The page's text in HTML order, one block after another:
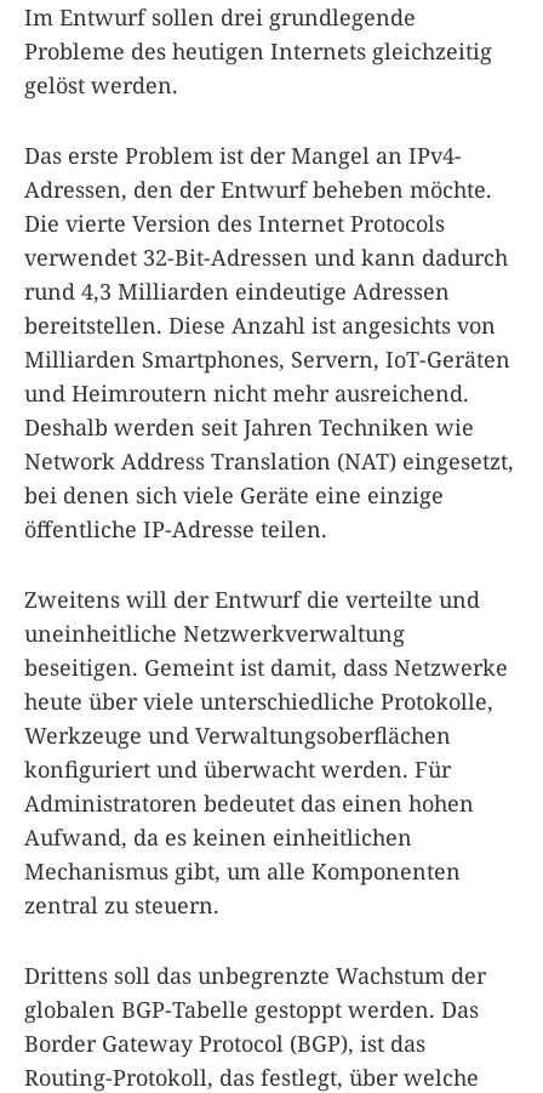
Im Entwurf sollen drei grundlegende
Probleme des heutigen Internets gleichzeitig
gelöst werden.
Das erste Problem ist der Mangel an IPv4-
Adressen, den der Entwurf beheben möchte.
Die vierte Version des Internet Protocols
verwendet 32-Bit-Adressen und kann dadurch
rund 4,3 Milliarden eindeutige Adressen
bereitstellen. Diese Anzahl ist angesichts von
Milliarden Smartphones, Servern, IoT-Geräten
und Heimroutern nicht mehr ausreichend.
Deshalb werden seit Jahren Techniken wie
Network Address Translation (NAT) eingesetzt,
bei denen sich viele Geräte eine einzige
öffentliche IP-Adresse teilen.
Zweitens will der Entwurf die verteilte und
uneinheitliche Netzwerkverwaltung
beseitigen. Gemeint ist damit, dass Netzwerke
heute über viele unterschiedliche Protokolle,
Werkzeuge und Verwaltungsoberflächen
konfiguriert und überwacht werden. Für
Administratoren bedeutet das einen hohen
Aufwand, da es keinen einheitlichen
Mechanismus gibt, um alle Komponenten
zentral zu steuern.
Drittens soll das unbegrenzte Wachstum der
globalen BGP-Tabelle gestoppt werden. Das
Border Gateway Protocol (BGP), ist das
Routing-Protokoll, das festlegt, über welche